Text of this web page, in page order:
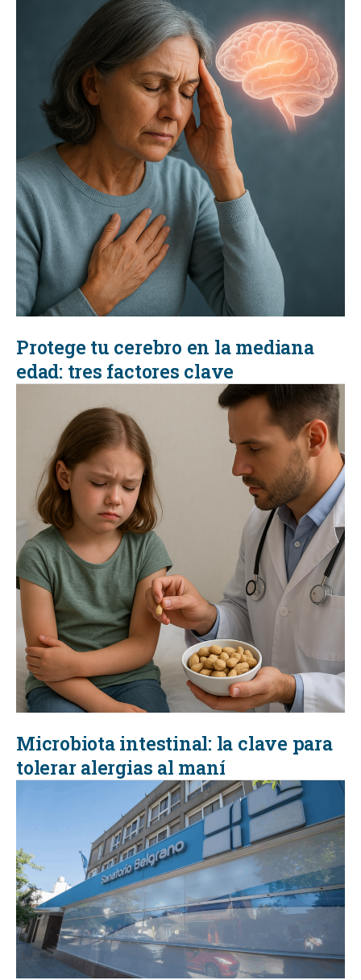
Protege tu cerebro en la mediana
edad: tres factores clave
Microbiota intestinal: la clave para
tolerar alergias al maní